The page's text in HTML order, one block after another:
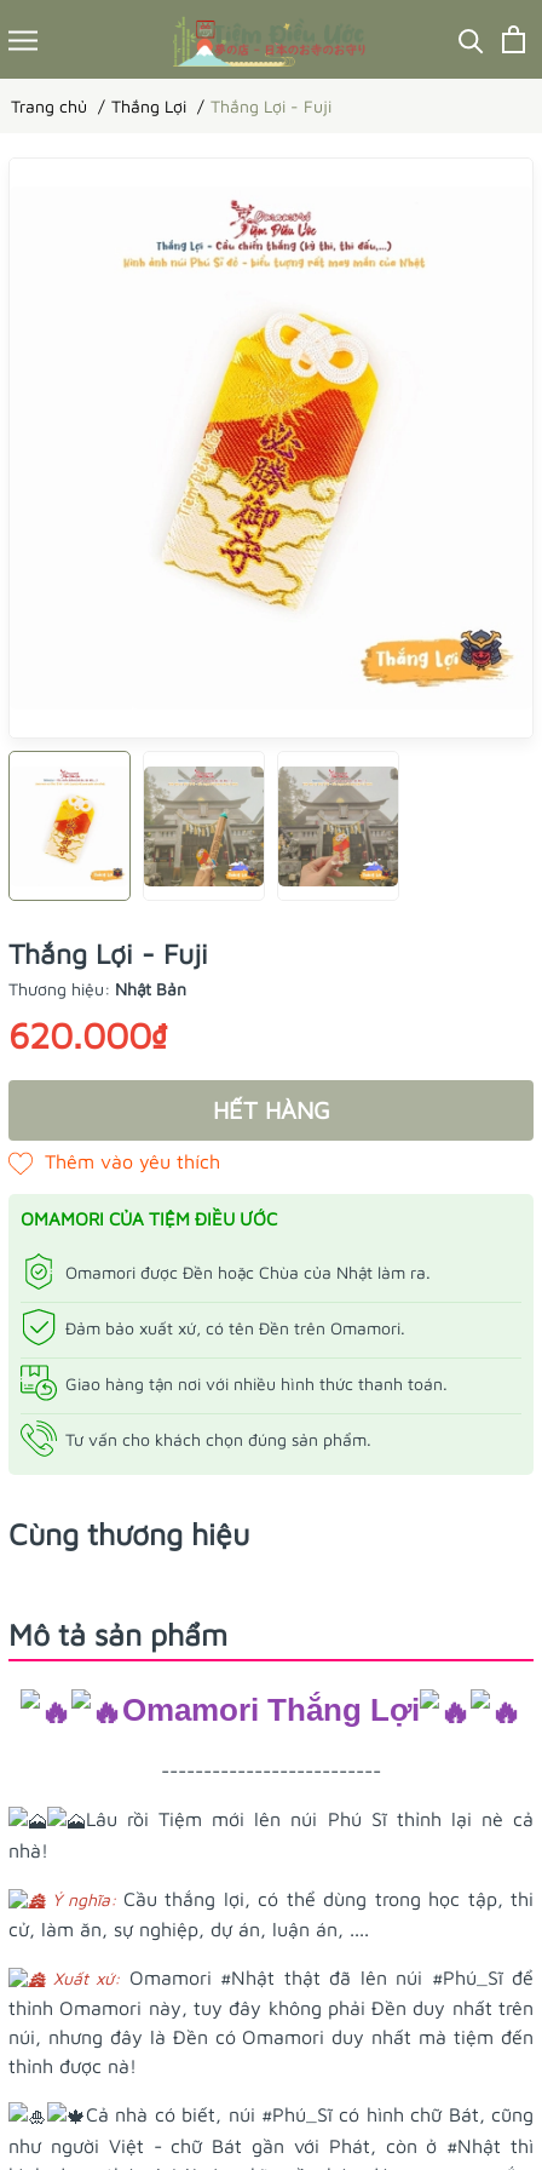
Trang chủ Thắng Lợi Thắng Lợi - Fuji
Thắng Lợi - Fuji
Thương hiệu: Nhật Bản
620.000₫
HẾT HÀNG
OMAMORI CỦA TIỆM ĐIỀU ƯỚC
Omamori được Đền hoặc Chùa của Nhật làm ra.
Đảm bảo xuất xứ, có tên Đền trên Omamori.
Giao hàng tận nơi với nhiều hình thức thanh toán.
Tư vấn cho khách chọn đúng sản phẩm.
Cùng thương hiệu
Mô tả sản phẩm
Omamori Thắng Lợi
--------------------------
Lâu rồi Tiệm mới lên núi Phú Sĩ thỉnh lại nè cả
nhà!
Ý nghĩa: Cầu thắng lợi, có thể dùng trong học tập, thi
cử, làm ăn, sự nghiệp, dự án, luận án, ....
Xuất xứ: Omamori #Nhật thật đã lên núi #Phú_Sĩđể
thỉnh Omamori này, tuy đây không phải Đền duy nhất trên
núi, nhưng đây là Đền có Omamori duy nhất mà tiệm đến
thỉnh được nà!
Cả nhà có biết, núi #Phú_Sĩ có hình chữ Bát, cũng
như người Việt - chữ Bát gần với Phát, còn ở #Nhật thì